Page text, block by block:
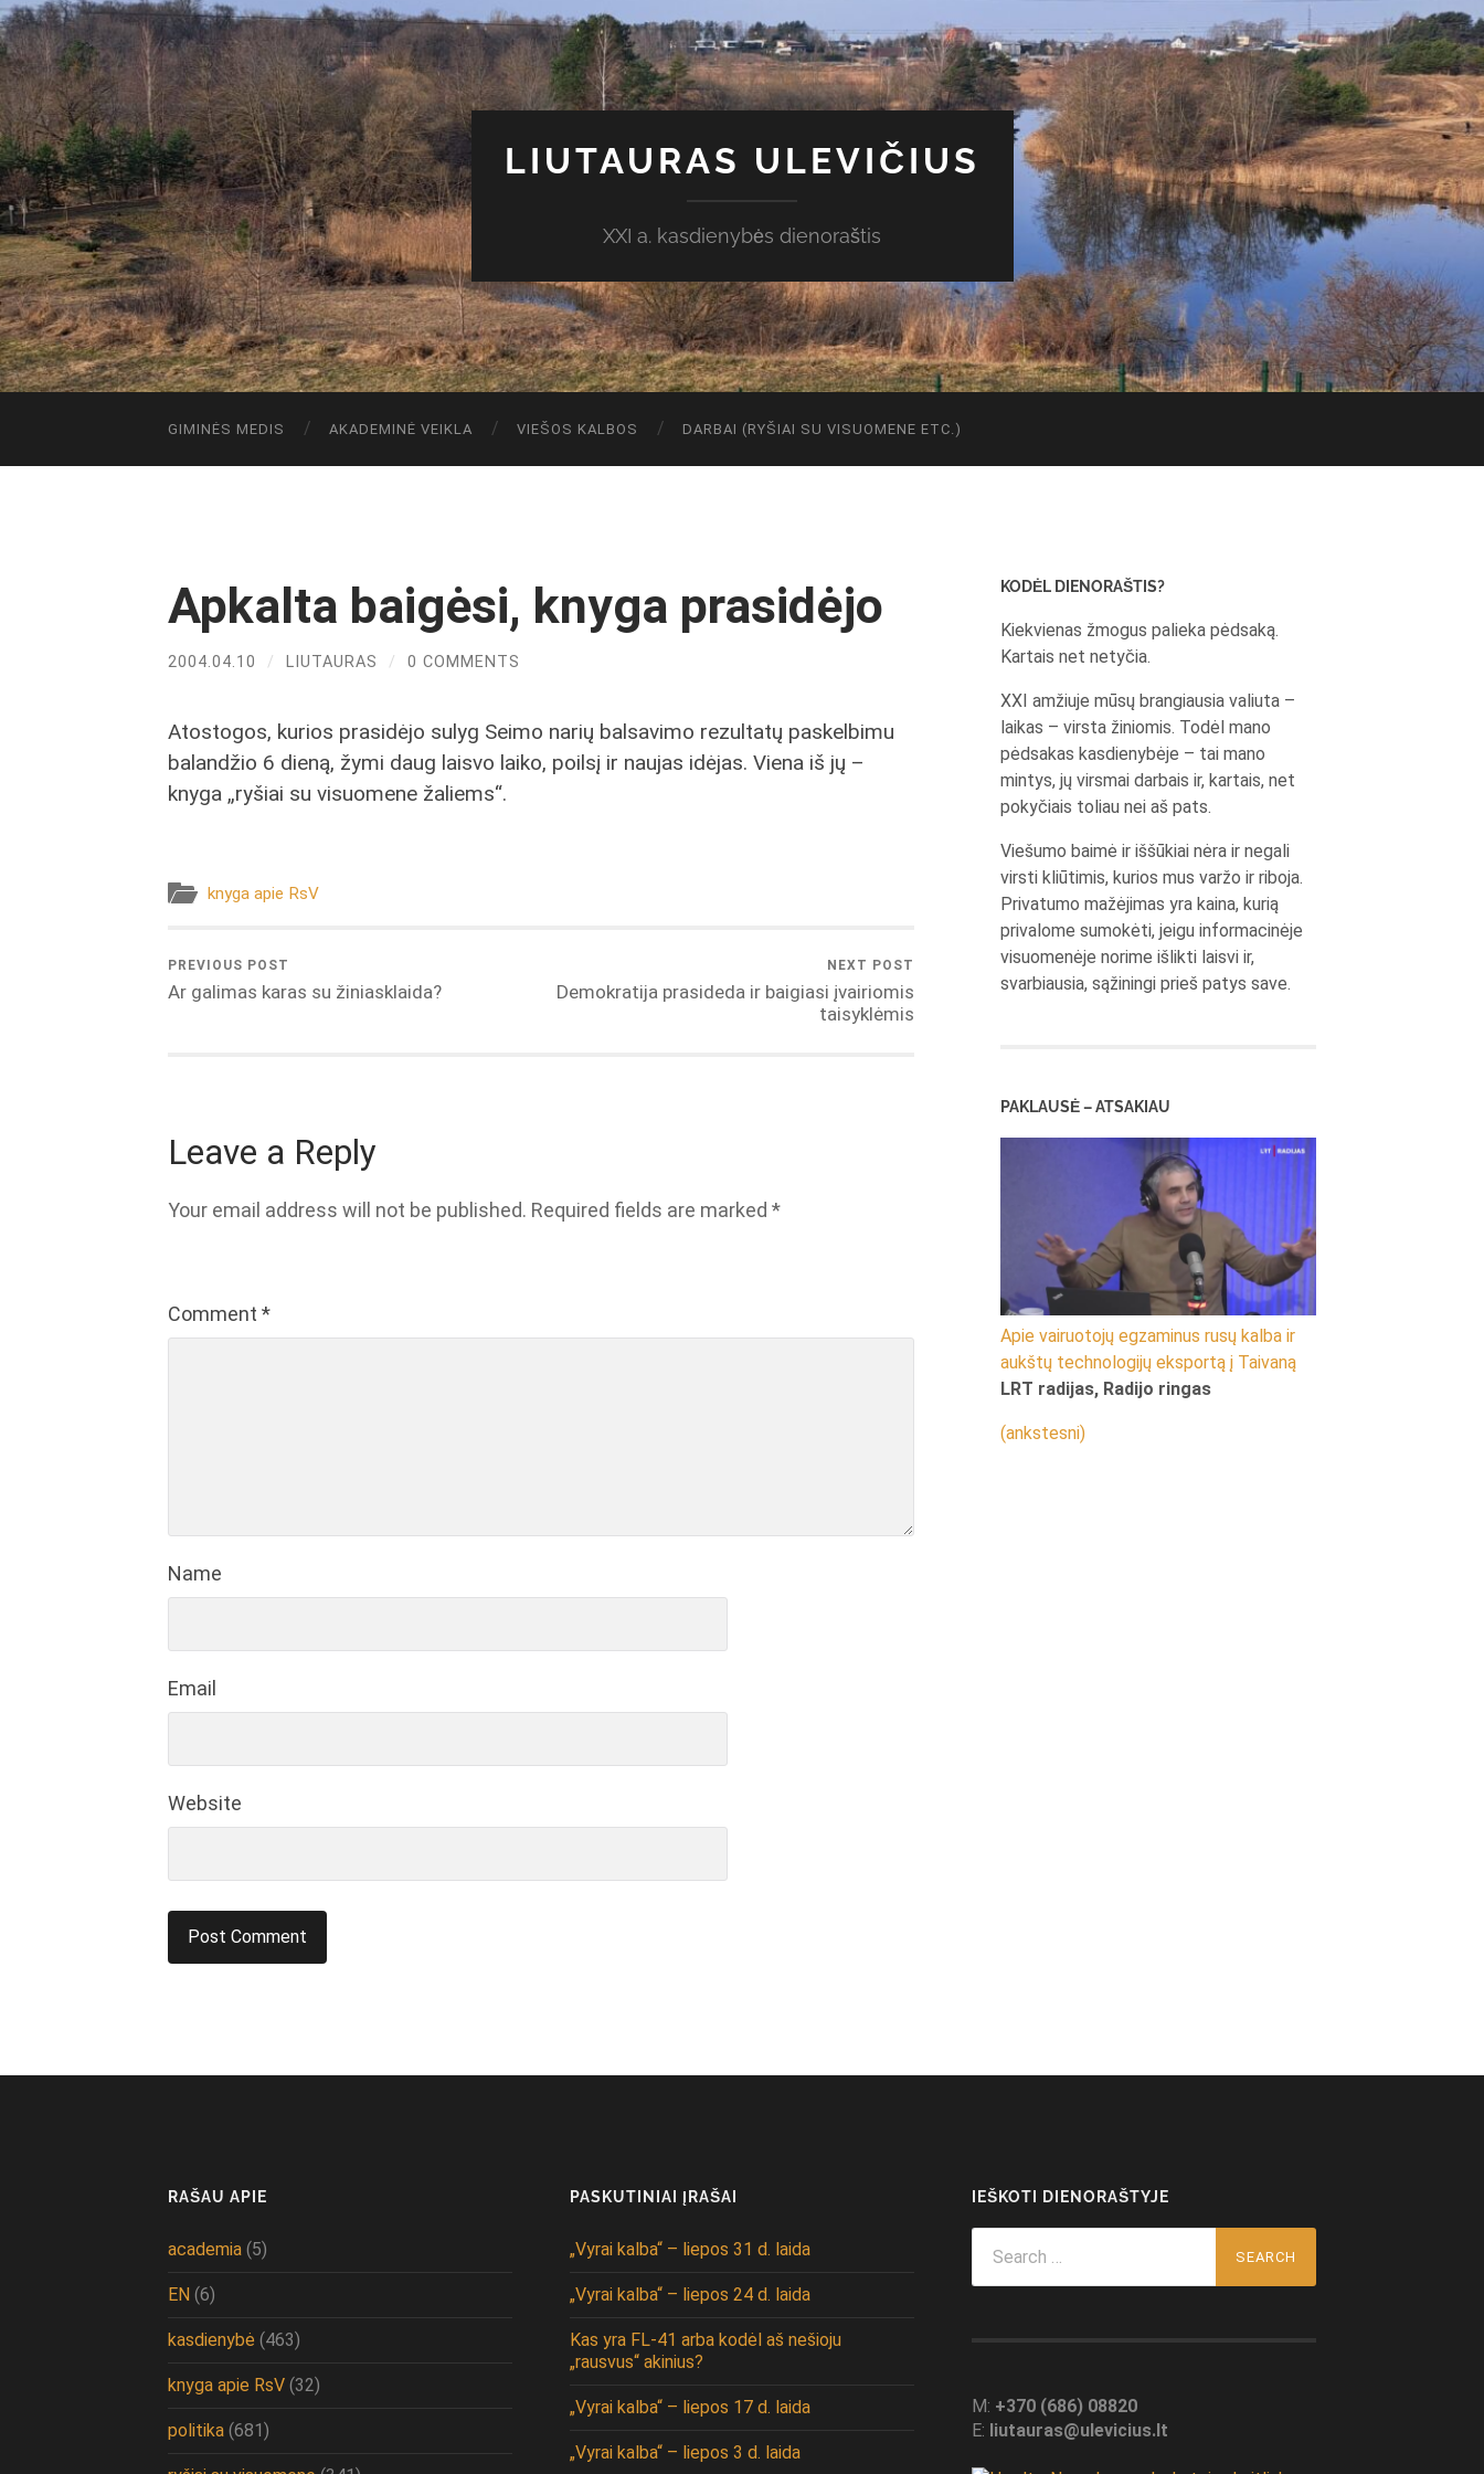
LIUTAURAS ULEVIČIUS
XXI a. kasdienybės dienoraštis
GIMINĖS MEDIS AKADEMINĖ VEIKLA VIEŠOS KALBOS DARBAI (RYŠIAI SU VISUOMENE ETC.)
Apkalta baigėsi, knyga prasidėjo
2004.04.10 / LIUTAURAS / 0 COMMENTS
Atostogos, kurios prasidėjo sulyg Seimo narių balsavimo rezultatų paskelbimu
balandžio 6 dieną, žymi daug laisvo laiko, poilsį ir naujas idėjas. Viena iš jų –
knyga „ryšiai su visuomene žaliems“.
knyga apie RsV
PREVIOUS POST
Ar galimas karas su žiniasklaida?
NEXT POST
Demokratija prasideda ir baigiasi įvairiomis
taisyklėmis
Leave a Reply
Your email address will not be published. Required fields are marked *
Comment *
Name
Email
Website
KODĖL DIENORAŠTIS?
Kiekvienas žmogus palieka pėdsaką.
Kartais net netyčia.
XXI amžiuje mūsų brangiausia valiuta –
laikas – virsta žiniomis. Todėl mano
pėdsakas kasdienybėje – tai mano
mintys, jų virsmai darbais ir, kartais, net
pokyčiais toliau nei aš pats.
Viešumo baimė ir iššūkiai nėra ir negali
virsti kliūtimis, kurios mus varžo ir riboja.
Privatumo mažėjimas yra kaina, kurią
privalome sumokėti, jeigu informacinėje
visuomenėje norime išlikti laisvi ir,
svarbiausia, sąžiningi prieš patys save.
PAKLAUSĖ – ATSAKIAU
Apie vairuotojų egzaminus rusų kalba ir
aukštų technologijų eksportą į Taivaną
LRT radijas, Radijo ringas
(ankstesni)
RAŠAU APIE
academia (5)
EN (6)
kasdienybė (463)
knyga apie RsV (32)
politika (681)
PASKUTINIAI ĮRAŠAI
„Vyrai kalba“ – liepos 31 d. laida
„Vyrai kalba“ – liepos 24 d. laida
Kas yra FL-41 arba kodėl aš nešioju
„rausvus“ akinius?
„Vyrai kalba“ – liepos 17 d. laida
„Vyrai kalba“ – liepos 3 d. laida
IEŠKOTI DIENORAŠTYJE
for:
M: +370 (686) 08820
E: liutauras@ulevicius.lt